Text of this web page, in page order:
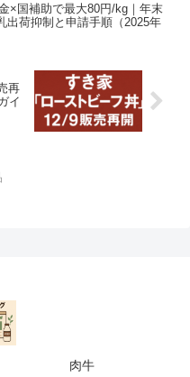
×国補助で最大80円/kg｜年末
出荷抑制と申請手順（2025年
再
イ
肉牛